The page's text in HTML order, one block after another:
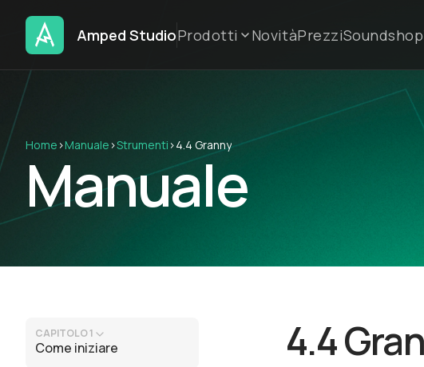
Amped StudioProdotti NovitàPrezziSoundshop
Home ›Manuale ›Strumenti ›4.4 Granny
Manuale
CAPITOLO 1
Come iniziare 4.4